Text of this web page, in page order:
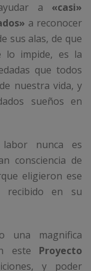
a «casi»
a reconocer
sus alas, de que
lo impide, es la
que todos
nuestra vida, y
sueños en
nunca es
consciencia de
eligieron ese
recibido en su
una magnifica
este Proyecto
y poder